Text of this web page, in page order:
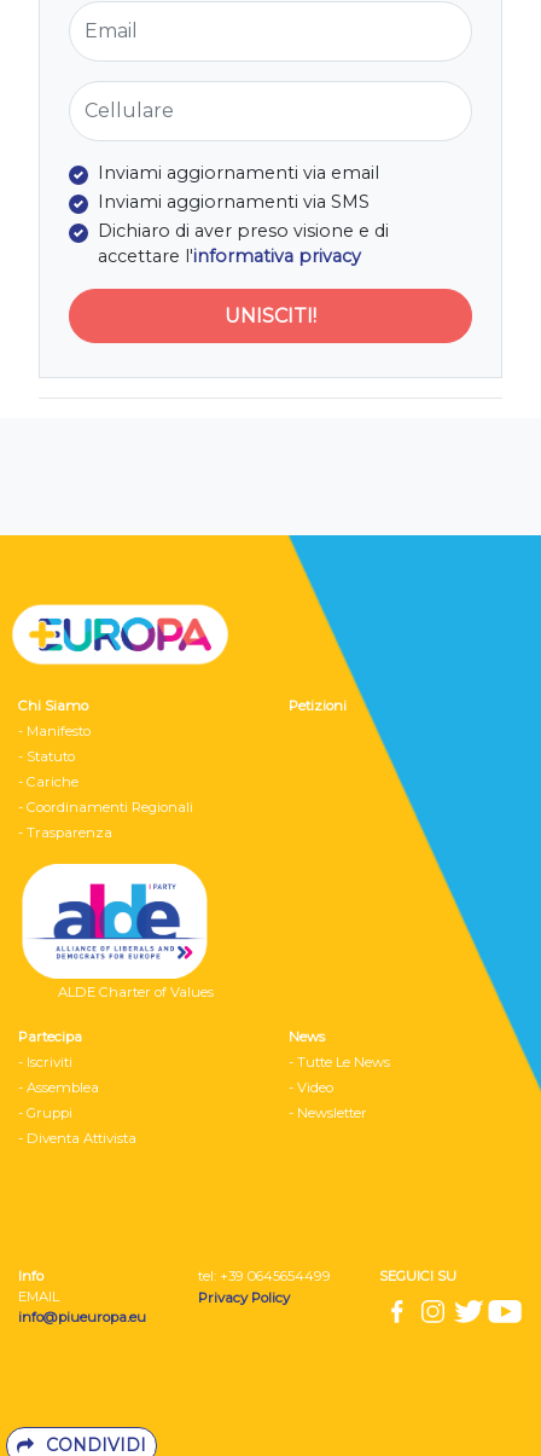
CONDIVIDI
Email
Cellulare
Inviami aggiornamenti via email
Inviami aggiornamenti via SMS
Dichiaro di aver preso visione e di
accettare l'informativa privacy
Chi Siamo
- Manifesto
- Statuto
- Cariche
- Coordinamenti Regionali
- Trasparenza
ALDE Charter of Values
Petizioni
Partecipa
- Iscriviti
- Assemblea
- Gruppi
- Diventa Attivista
News
- Tutte Le News
- Video
- Newsletter
Info
EMAIL
info@piueuropa.eu
tel: ‭+39 0645654499
Privacy Policy
SEGUICI SU